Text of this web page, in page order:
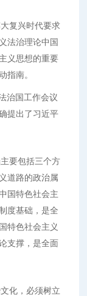
复兴时代要求
法治理论中国
义思想的重要
指南。
治国工作会议
提出了习近平
要包括三个方
道路的政治属
中国特色社会主
度基础，是全
特色社会主义
支撑，是全面
化，必须树立